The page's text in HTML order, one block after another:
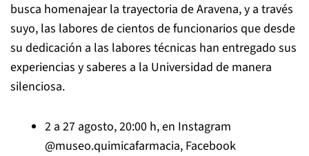
busca homenajear la trayectoria de Aravena, y a través
suyo, las labores de cientos de funcionarios que desde
su dedicación a las labores técnicas han entregado sus
experiencias y saberes a la Universidad de manera
silenciosa.
2 a 27 agosto, 20:00 h, en Instagram
@museo.quimicafarmacia, Facebook